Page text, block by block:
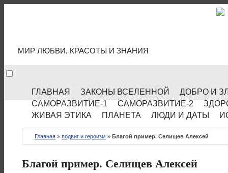
МИР ЛЮБВИ, КРАСОТЫ И ЗНАНИЯ
ГЛАВНАЯ ЗАКОНЫ ВСЕЛЕННОЙ
ДОБРО И
САМОРАЗВИТИЕ-1
САМОРАЗВИТИЕ-2
ЖИВАЯ ЭТИКА
ПЛАНЕТА ЛЮДИ И ДАТЫ
Главная » подвиг и героизм » Благой пример. Селищев Алексей
Благой пример. Селищев Алексей